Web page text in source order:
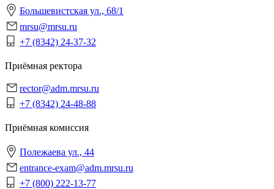
Большевистская ул., 68/1
mrsu@mrsu.ru
+7 (8342) 24-37-32
Приёмная ректора
rector@adm.mrsu.ru
+7 (8342) 24-48-88
Приёмная комиссия
Полежаева ул., 44
entrance-exam@adm.mrsu.ru
+7 (800) 222-13-77